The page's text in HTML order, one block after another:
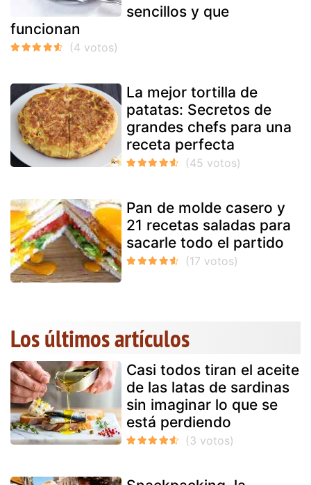
sencillos y que
funcionan
La mejor tortilla de
patatas: Secretos de
grandes chefs para una
receta perfecta
Pan de molde casero y
21 recetas saladas para
sacarle todo el partido
Los últimos artículos
Casi todos tiran el aceite
de las latas de sardinas
sin imaginar lo que se
está perdiendo